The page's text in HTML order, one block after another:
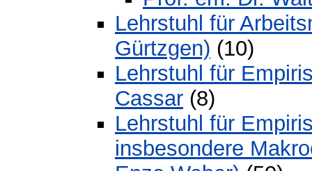
Lehrstuhl für
Gürtzgen) (10)
Lehrstuhl für
Cassar (8)
Lehrstuhl für
insbesondere